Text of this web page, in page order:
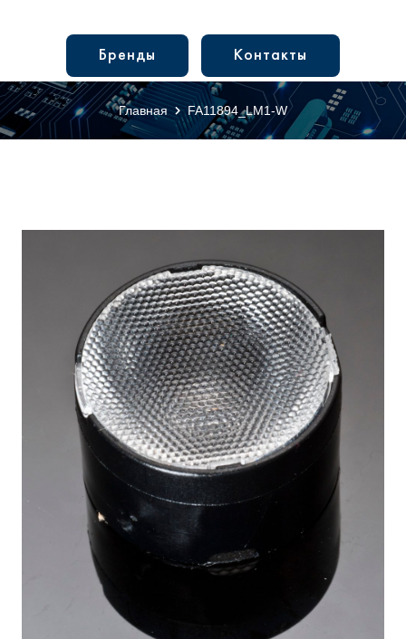
Бренды Контакты
Главная FA11894_LM1-W